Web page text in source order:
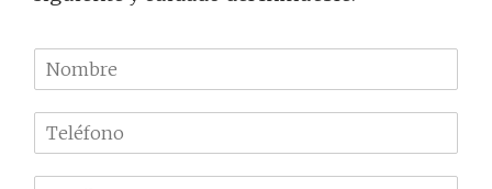
N
o
m
r
e
l